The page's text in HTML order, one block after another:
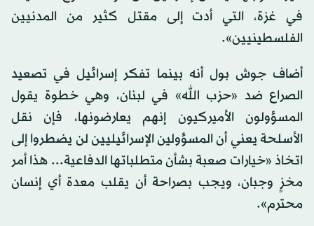
في غزة، التي أدت إلى مقتل كثير من المدنيين
الفلسطينيين».
أضاف جوش بول أنه بينما تفكر إسرائيل في تصعيد
الصراع ضد «حزب الله» في لبنان، وهي خطوة يقول
المسؤولون الأميركيون إنهم يعارضونها، فإن نقل
الأسلحة يعني أن المسؤولين الإسرائيليين لن يضطروا إلى
اتخاذ «خيارات صعبة بشأن متطلباتها الدفاعية... هذا أمر
مخزٍ وجبان، ويجب بصراحة أن يقلب معدة أي إنسان
محترم».